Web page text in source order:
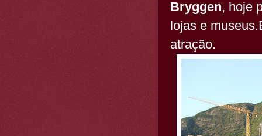
Bryggen, hoje
lojas e
atração.